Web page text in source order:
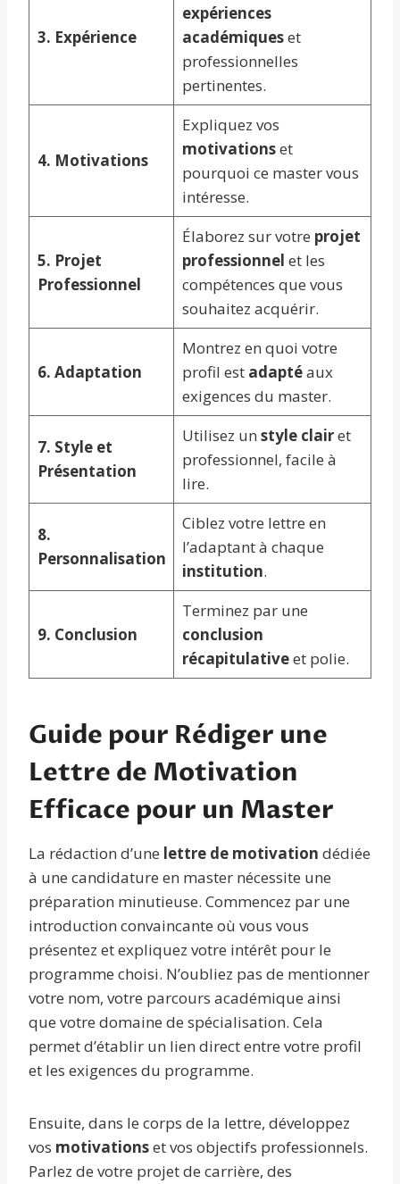
3. Expérience
expériences
académiqueset
professionnelles
pertinentes.
4. Motivations
Expliquez vos
motivationset
pourquoi ce master vous
intéresse.
5. Projet
Professionnel
Élaborez sur votre projet
professionnel et les
compétences que vous
souhaitez acquérir.
6. Adaptation
Montrez en quoi votre
profil est adaptéaux
exigences du master.
7. Style et
Présentation
Utilisez un style clairet
professionnel, facile à
lire.
8.
Personnalisation
Ciblez votre lettre en
l’adaptant à chaque
institution.
9. Conclusion
Terminez par une
conclusion
récapitulativeet polie.
Guide pour Rédiger une
Lettre de Motivation
Efficace pour un Master
La rédaction d’une lettre de motivation dédiée
à une candidature en master nécessite une
préparation minutieuse. Commencez par une
introduction convaincante où vous vous
présentez et expliquez votre intérêt pour le
programme choisi. N’oubliez pas de mentionner
votre nom, votre parcours académique ainsi
que votre domaine de spécialisation. Cela
permet d’établir un lien direct entre votre profil
et les exigences du programme.
Ensuite, dans le corps de la lettre, développez
vos motivationset vos objectifs professionnels.
Parlez de votre projet de carrière, des